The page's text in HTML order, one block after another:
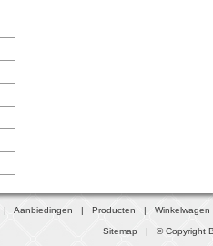
|Aanbiedingen |Producten |Winkelwagen
Sitemap | © Copyright